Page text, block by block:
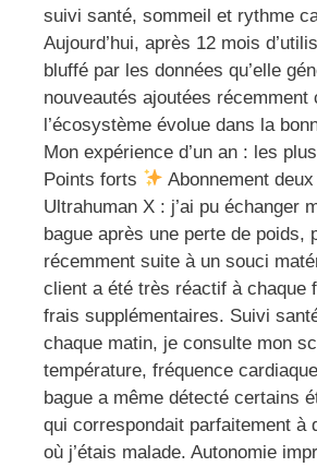
suivi santé, sommeil et rythme
Aujourd’hui, après 12 mois
bluffé par les données qu’elle
nouveautés ajoutées récemment
l’écosystème évolue dans la
Mon expérience d’un an : les
Points forts
Abonnement
Ultrahuman X : j’ai pu échanger
bague après une perte de poids,
récemment suite à un souci
client a été très réactif à chaque
frais supplémentaires. Suivi
chaque matin, je consulte mon
température, fréquence
bague a même détecté certains
qui correspondait parfaitement à
où j’étais malade. Autonomie